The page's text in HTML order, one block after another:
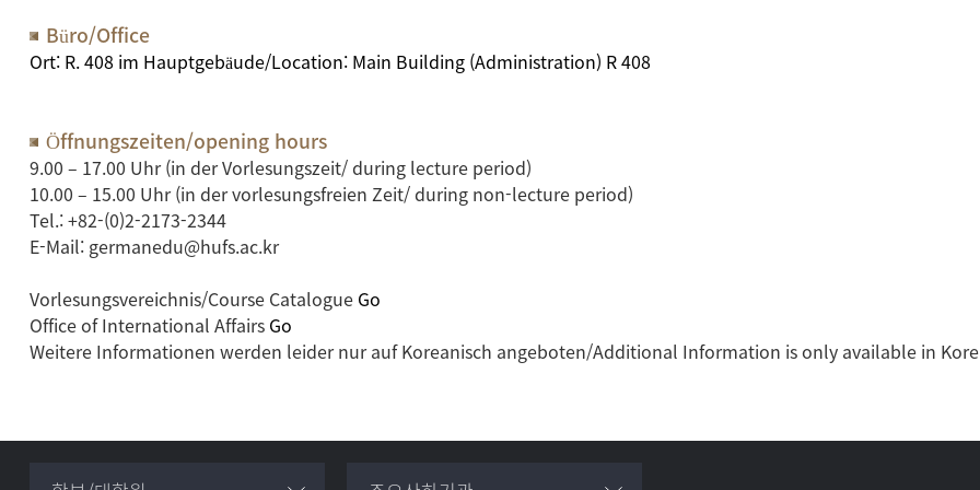
Büro/Office
Ort: R. 408 im Hauptgebäude/Location: Main Building (Administration) R 408
Öffnungszeiten/opening hours
9.00 – 17.00 Uhr (in der Vorlesungszeit/ during lecture period)
10.00 – 15.00 Uhr (in der vorlesungsfreien Zeit/ during non-lecture period)
Tel.: +82-(0)2-2173-2344
E-Mail: germanedu@hufs.ac.kr
Vorlesungsvereichnis/Course Catalogue Go
Office of International Affairs Go
Weitere Informationen werden leider nur auf Koreanisch angeboten/Additional Information is only available in